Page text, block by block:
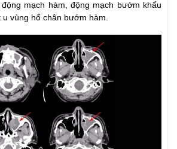
mạch hàm, động mạch bướm khẩu
u vùng hố chân bướm hàm.